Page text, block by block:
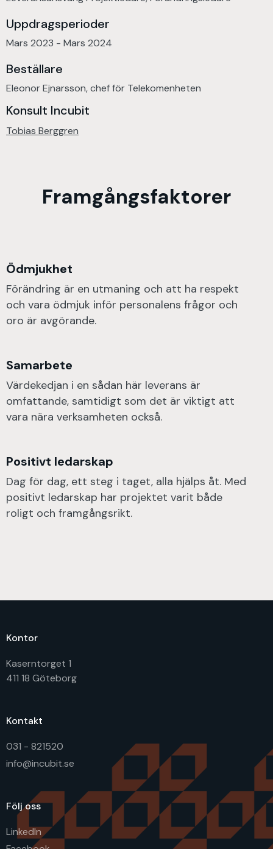
Uppdragsperioder
Mars 2023 - Mars 2024
Beställare
Eleonor Ejnarsson, chef för Telekomenheten
Konsult Incubit
Tobias Berggren
Framgångsfaktorer
‍Ödmjukhet
Förändring är en utmaning och att ha respekt
och vara ödmjuk inför personalens frågor och
oro är avgörande.
Samarbete
Värdekedjan i en sådan här leverans är
omfattande, samtidigt som det är viktigt att
vara nära verksamheten också.
Positivt ledarskap
Dag för dag, ett steg i taget, alla hjälps åt. Med
positivt ledarskap har projektet varit både
roligt och framgångsrikt.
Kontor
Kaserntorget 1
411 18 Göteborg
Kontakt
031 - 821520
info@incubit.se
Följ oss
LinkedIn